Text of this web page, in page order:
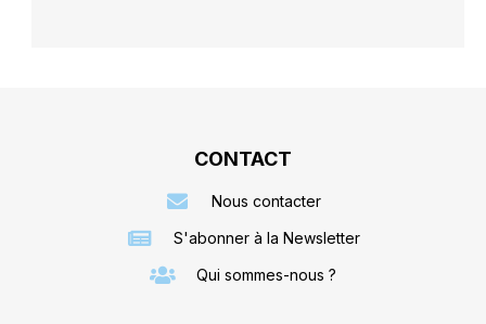
CONTACT
Nous contacter
S'abonner à la Newsletter
Qui sommes-nous ?